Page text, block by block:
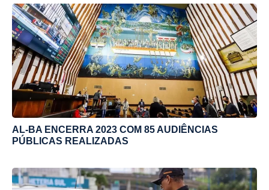
AL-BA ENCERRA 2023 COM 85 AUDIÊNCIAS
PÚBLICAS REALIZADAS